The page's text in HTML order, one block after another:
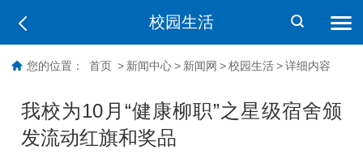
校园生活
您的位置： 首页 > 新闻中心 > 新闻网 > 校园生活 > 详细内容
我校为10月“健康柳职”之星级宿舍颁
发流动红旗和奖品